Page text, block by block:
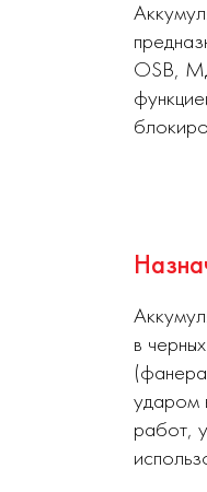
OSB,
в
ударом
работ,